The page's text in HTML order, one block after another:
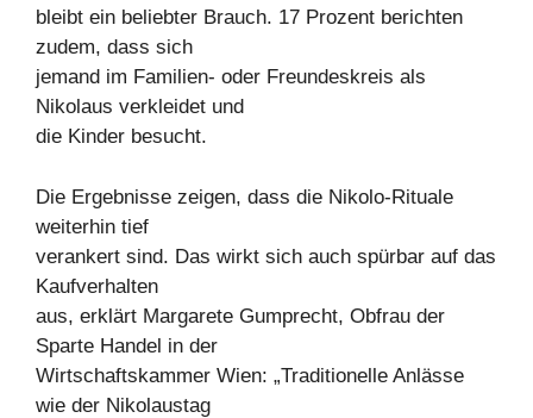
bleibt ein beliebter Brauch. 17 Prozent berichten
zudem, dass sich
jemand im Familien- oder Freundeskreis als
Nikolaus verkleidet und
die Kinder besucht.
Die Ergebnisse zeigen, dass die Nikolo-Rituale
weiterhin tief
verankert sind. Das wirkt sich auch spürbar auf das
Kaufverhalten
aus, erklärt Margarete Gumprecht, Obfrau der
Sparte Handel in der
Wirtschaftskammer Wien: „Traditionelle Anlässe
wie der Nikolaustag